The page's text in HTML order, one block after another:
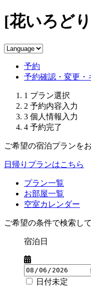
[花いろど
予約
予約確認・変更・
1 プラン選択
2 予約内容入力
3 個人情報入力
4 予約完了
ご希望の宿泊プランを
日帰りプランはこちら
プラン一覧
お部屋一覧
空室カレンダー
ご希望の条件で検索し
宿泊日
日付未定